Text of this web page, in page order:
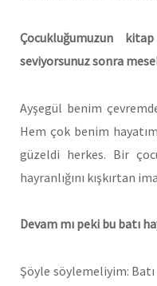
Çocukluğumuzun
seviyorsunuz sonra
Ayşegül benim
Hem çok benim
güzeldi herkes. Bir
hayranlığını kışkırtan
Devam mı peki bu batı
Şöyle söylemeliyim: